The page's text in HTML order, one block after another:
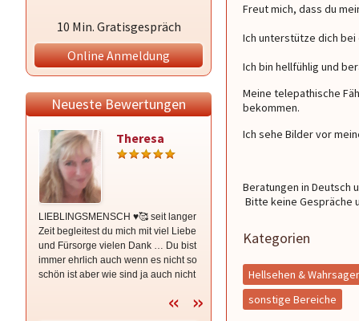
10 Min. Gratisgespräch
Online Anmeldung
Neueste Bewertungen
Theresa
LIEBLINGSMENSCH ♥️🥰 seit langer
Zeit begleitest du mich mit viel Liebe
und Fürsorge vielen Dank … Du bist
immer ehrlich auch wenn es nicht so
schön ist aber wie sind ja auch nicht
isses 🥰 ganz lieben Dank für dein
Irina
letzten drei Jahren … immer da
wenn es brennt … ich hoffe die
ich bleibe im Vertrauen drück dich
Freut mich, dass du
Ich unterstütze dich
Ich bin hellfühlig und
Meine telepathische
bekommen.
Ich sehe Bilder vor
Beratungen in Deutsch
Bitte keine Gespräche
Kategorien
Hellsehen &
sonstige Bereiche